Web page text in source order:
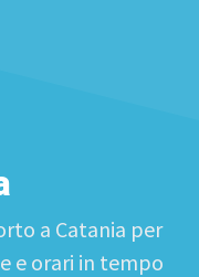
a Catania per
e orari in tempo